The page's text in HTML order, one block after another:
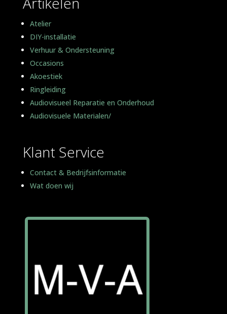
Atelier
DIY-installatie
Verhuur & Ondersteuning
Occasions
Akoestiek
Ringleiding
Audiovisueel Reparatie en Onderhoud
Audiovisuele Materialen/
Klant Service
Contact & Bedrijfsinformatie
Wat doen wij